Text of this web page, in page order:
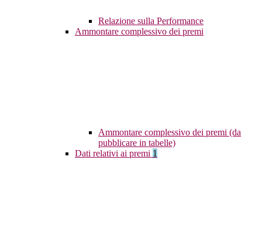
Relazione sulla Performance
Ammontare complessivo dei premi
Ammontare complessivo dei premi (da
pubblicare in tabelle)
Dati relativi ai premi 1